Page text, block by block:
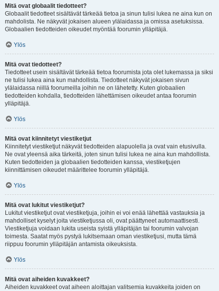
Mitä ovat globaalit tiedotteet?
Globaalit tiedotteet sisältävät tärkeää tietoa ja sinun tulisi lukea ne aina kun on
mahdolista. Ne näkyvät jokaisen alueen ylälaidassa ja omissa asetuksissa.
Globaalien tiedotteiden oikeudet myöntää foorumin ylläpitäjä.
Ylös
Mitä ovat tiedotteet?
Tiedotteet usein sisältävät tärkeää tietoa foorumista jota olet lukemassa ja siksi
ne tulisi lukea aina kun mahdollista. Tiedotteet näkyvät jokaisen sivun
ylälaidassa niillä foorumeilla joihin ne on lähetetty. Kuten globaalien
tiedotteiden kohdalla, tiedotteiden lähettämisen oikeudet antaa foorumin
ylläpitäjä.
Ylös
Mitä ovat kiinnitetyt viestiketjut
Kiinnitetyt viestiketjut näkyvät tiedotteiden alapuolella ja ovat vain etusivulla.
Ne ovat yleensä aika tärkeitä, joten sinun tulisi lukea ne aina kun mahdollista.
Kuten tiedotteiden ja globaalien tiedotteiden kanssa, viestiketjujen
kiinnittämisen oikeudet määrittelee foorumin ylläpitäjä.
Ylös
Mitä ovat lukitut viestiketjut?
Lukitut viestiketjut ovat viestiketjuja, joihin ei voi enää lähettää vastauksia ja
mahdolliset kyselyt joita viestiketjussa oli, ovat päättyneet automaattisesti.
Viestiketjuja voidaan lukita useista syistä ylläpitäjän tai foorumin valvojan
toimesta. Saatat myös pystyä lukitsemaan oman viestiketjusi, mutta tämä
riippuu foorumin ylläpitäjän antamista oikeuksista.
Ylös
Mitä ovat aiheiden kuvakkeet?
Aiheiden kuvakkeet ovat aiheen aloittajan valitsemia kuvakkeita joiden on